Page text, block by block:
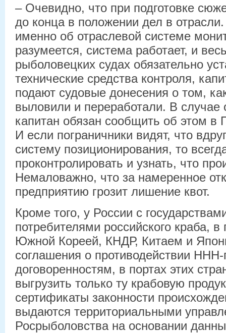
– Очевидно, что при подготовке
до конца в положении дел в
именно об отраслевой системе
разумеется, система работает, и
рыболовецких судах обязательно
технические средства контроля,
подают судовые донесения о том,
выловили и переработали. В случае
капитан обязан сообщить об этом в
И если пограничники видят, что
систему позиционирования, то
проконтролировать и узнать, что
Немаловажно, что за намеренное
предприятию грозит лишение квот.
Кроме того, у России с
потребителями российского краба,
Южной Кореей, КНДР, Китаем и
соглашения о противодействии
договоренностям, в портах этих
выгрузить только ту крабовую
сертификаты законности
выдаются территориальными
Росрыболовства на основании